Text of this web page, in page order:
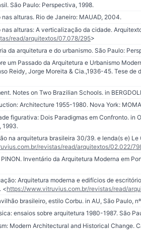
São Paulo: Perspectiva, 1998.
nas alturas. Rio de Janeiro: MAUAD, 2004.
nas alturas: A verticalização da cidade.
read/arquitextos/07.078/295>
da arquitetura e do urbanismo. São Paulo:
um Passado da Arquitetura e Urbanismo
Reidy, Jorge Moreita & Cia.,1936-45. Tese de
Notes on Two Brazilian Schools. in
Architecture 1955-1980. Nova York:
figurativa: Dois Paradigmas em Confronto. in
1993.
na arquitetura brasileira 30/39. e lenda(s e)
revistas/read/arquitextos/02.022/
PINON. Inventário da Arquitetura Moderna em
Arquitetura moderna e edifícios de
<https://www.vitruvius.com.br/revistas/read/
brasileiro, estilo Corbu. in AU, São Paulo,
ensaios sobre arquitetura 1980-1987. São
Modern Architectural and Historical Change.